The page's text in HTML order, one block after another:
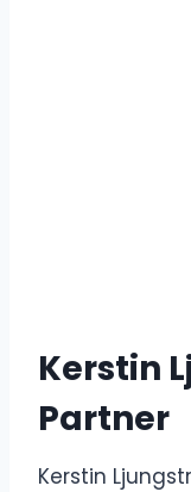
Kerstin
Partner
Kerstin